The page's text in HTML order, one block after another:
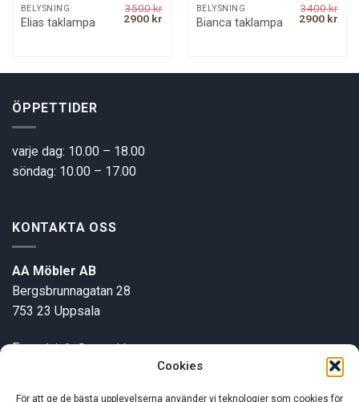
Cookies
För att ge de bästa upplevelserna använder vi teknologier som cookies för
BELYSNING
Elias taklampa
3500kr
Original
2900 kr Current
BELYSNING
Bianca taklampa
3400kr
Original
2900 kr
ÖPPETTIDER
varje dag: 10.00 – 18.00
söndag: 10.00 – 17.00
KONTAKTA OSS
AA Möbler AB
Bergsbrunnagatan 28
753 23 Uppsala
E-post:info@aamobler.se